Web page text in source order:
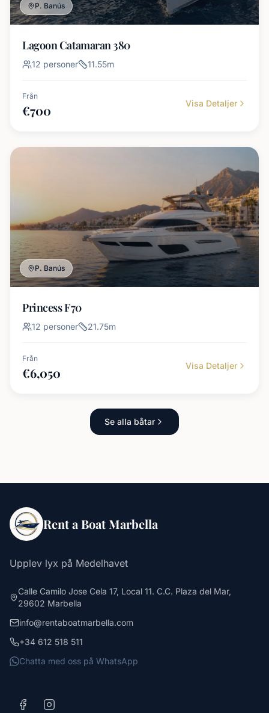
P. Banús
Lagoon Catamaran 380
12 personer 11.55m
Från
€700 Visa Detaljer
P. Banús
Princess F70
12 personer 21.75m
Från
€6,050 Visa Detaljer
Se alla båtar
Rent a Boat Marbella
Upplev lyx på Medelhavet
Calle Camilo Jose Cela 17, Local 11. C.C. Plaza del Mar,
29602 Marbella
info@rentaboatmarbella.com
+34 612 518 511
Chatta med oss på WhatsApp